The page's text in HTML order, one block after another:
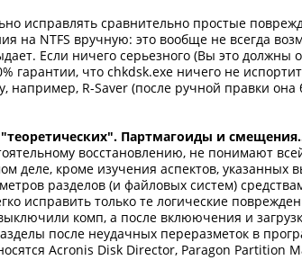
исправлять сравнительно простые
на NTFS вручную: это вообще не всегда
Если ничего серьезного (Вы это должны
гарантии, что chkdsk.exe ничего не
например, R-Saver (после ручной правки
Партмагоиды и
восстановлению, не понимают
деле, кроме изучения аспектов,
разделов (и файловых систем)
исправить только те логические
комп, а после вклюючения и
после неудачных переразметок в
Acronis Disk Director, Paragon Partition